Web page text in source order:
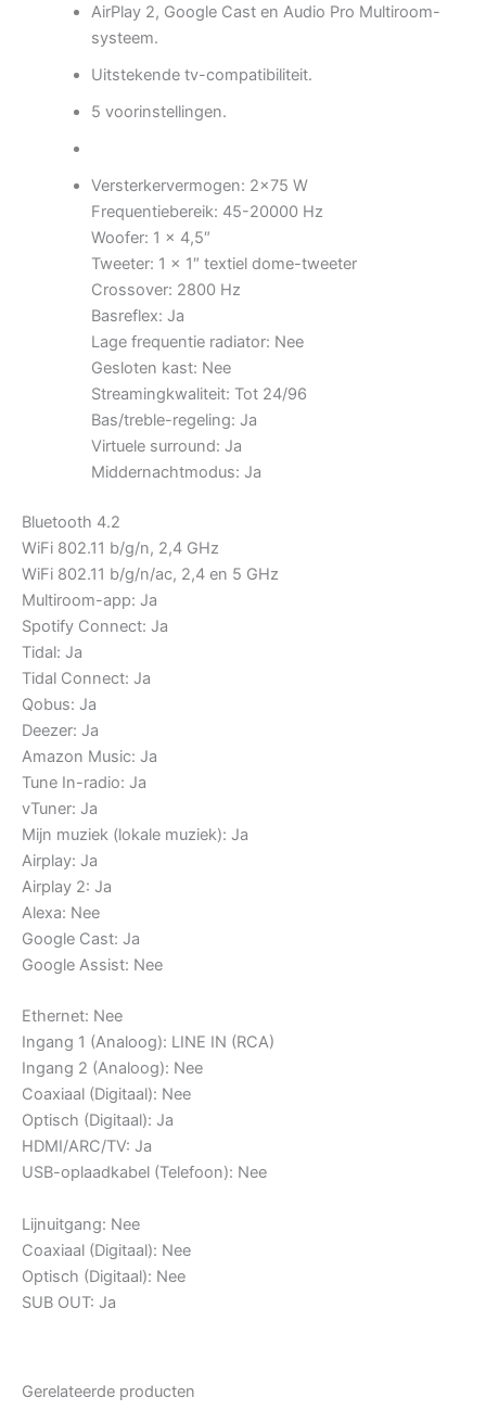
AirPlay 2, Google Cast en Audio Pro Multiroom-
systeem.
Uitstekende tv-compatibiliteit.
5 voorinstellingen.
Versterkervermogen: 2×75 W
Frequentiebereik: 45-20000 Hz
Woofer: 1 x 4,5″
Tweeter: 1 x 1″ textiel dome-tweeter
Crossover: 2800 Hz
Basreflex: Ja
Lage frequentie radiator: Nee
Gesloten kast: Nee
Streamingkwaliteit: Tot 24/96
Bas/treble-regeling: Ja
Virtuele surround: Ja
Middernachtmodus: Ja
Bluetooth 4.2
WiFi 802.11 b/g/n, 2,4 GHz
WiFi 802.11 b/g/n/ac, 2,4 en 5 GHz
Multiroom-app: Ja
Spotify Connect: Ja
Tidal: Ja
Tidal Connect: Ja
Qobus: Ja
Deezer: Ja
Amazon Music: Ja
Tune In-radio: Ja
vTuner: Ja
Mijn muziek (lokale muziek): Ja
Airplay: Ja
Airplay 2: Ja
Alexa: Nee
Google Cast: Ja
Google Assist: Nee
Ethernet: Nee
Ingang 1 (Analoog): LINE IN (RCA)
Ingang 2 (Analoog): Nee
Coaxiaal (Digitaal): Nee
Optisch (Digitaal): Ja
HDMI/ARC/TV: Ja
USB-oplaadkabel (Telefoon): Nee
Lijnuitgang: Nee
Coaxiaal (Digitaal): Nee
Optisch (Digitaal): Nee
SUB OUT: Ja
Gerelateerde producten